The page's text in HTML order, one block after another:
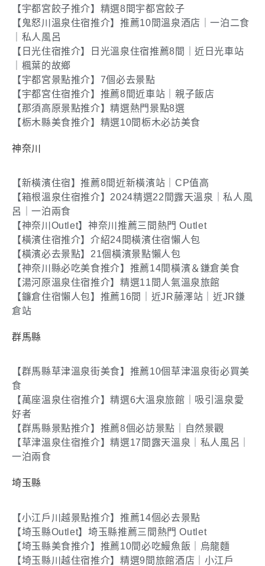
【宇都宮餃子推介】精選8間宇都宮餃子
【鬼怒川溫泉住宿推介】推薦10間溫泉酒店｜一泊二食
｜私人風呂
【日光住宿推介】日光溫泉住宿推薦8間｜近日光車站
｜楓葉的故鄉
【宇都宮景點推介】7個必去景點
【宇都宮住宿推介】推薦8間近車站｜親子飯店
【那須高原景點推介】精選熱門景點8選
【栃木縣美食推介】精選10間栃木必訪美食
神奈川
【新橫濱住宿】推薦8間近新橫濱站｜CP值高
【箱根溫泉住宿推介】2024精選22間露天溫泉｜私人風
呂｜一泊兩食
【神奈川Outlet】神奈川推薦三間熱門 Outlet
【橫濱住宿推介】介紹24間橫濱住宿懶人包
【橫濱必去景點】21個橫濱景點懶人包
【神奈川縣必吃美食推介】推薦14間橫濱＆鎌倉美食
【湯河原溫泉住宿推介】精選11間人氣溫泉旅館
【鐮倉住宿懶人包】推薦16間｜近JR藤澤站｜近JR鎌
倉站
群馬縣
【群馬縣草津溫泉街美食】推薦10個草津溫泉街必買美
食
【萬座溫泉住宿推介】精選6大溫泉旅館｜吸引溫泉愛
好者
【群馬縣景點推介】推薦8個必訪景點｜自然景觀
【草津溫泉住宿推介】精選17間露天溫泉｜私人風呂｜
一泊兩食
埼玉縣
【小江戶川越景點推介】推薦14個必去景點
【埼玉縣Outlet】埼玉縣推薦三間熱門 Outlet
【埼玉縣美食推介】推薦10間必吃鰻魚飯｜烏龍麵
【埼玉縣川越住宿推介】精選9間旅館酒店｜小江戶